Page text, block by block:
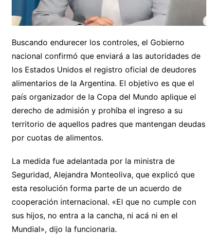
Buscando endurecer los controles, el Gobierno
nacional confirmó que enviará a las autoridades de
los Estados Unidos el registro oficial de deudores
alimentarios de la Argentina. El objetivo es que el
país organizador de la Copa del Mundo aplique el
derecho de admisión y prohíba el ingreso a su
territorio de aquellos padres que mantengan deudas
por cuotas de alimentos.
La medida fue adelantada por la ministra de
Seguridad, Alejandra Monteoliva, que explicó que
esta resolución forma parte de un acuerdo de
cooperación internacional. «El que no cumple con
sus hijos, no entra a la cancha, ni acá ni en el
Mundial», dijo la funcionaria.